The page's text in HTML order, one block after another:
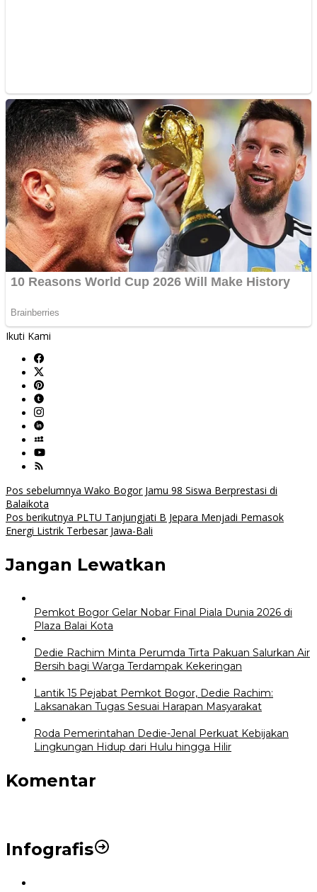
Ikuti Kami
Navigasi
pos
Pos sebelumnya Wako Bogor Jamu 98 Siswa Berprestasi di
Balaikota
Pos berikutnya PLTU Tanjungjati B Jepara Menjadi Pemasok
Energi Listrik Terbesar Jawa-Bali
Jangan Lewatkan
Pemkot Bogor Gelar Nobar Final Piala Dunia 2026 di
Plaza Balai Kota
Dedie Rachim Minta Perumda Tirta Pakuan Salurkan Air
Bersih bagi Warga Terdampak Kekeringan
Lantik 15 Pejabat Pemkot Bogor, Dedie Rachim:
Laksanakan Tugas Sesuai Harapan Masyarakat
Roda Pemerintahan Dedie-Jenal Perkuat Kebijakan
Lingkungan Hidup dari Hulu hingga Hilir
Komentar
Infografis